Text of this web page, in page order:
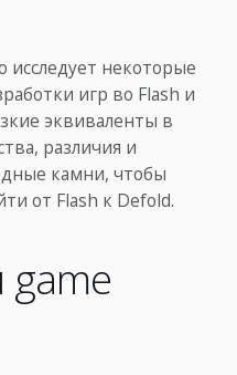
исследует некоторые
игр во Flash и
эквиваленты в
различия и
камни, чтобы
от Flash к Defold.
game